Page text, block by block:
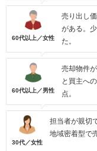
60代以上／女性
売り出し
がある。
た。
60代以上／男性
売却物件
と買主へ
点。
30代／女性
担当者が親切
地域密着型で